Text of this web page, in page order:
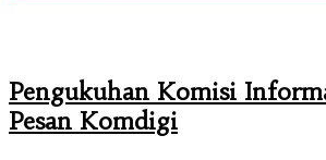
Pengukuhan Komisi
Pesan Komdigi